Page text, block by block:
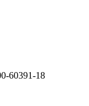
60391-18